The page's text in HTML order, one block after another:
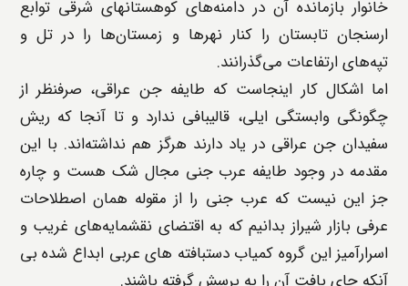
خانوار بازمانده آن در دامنه‌های کوهستانهای شرقی توابع
ارسنجان تابستان را کنار نهرها و زمستان‌ها را در تل و
تپه‌های ارتفاعات می‌گذرانند.
اما اشکال کار اینجاست که طایفه جن عراقی، صرفنظر از
چگونگی وابستگی ایلی، قالیبافی ندارد و تا آنجا که ریش
سفیدان جن عراقی در یاد دارند هرگز هم نداشته‌اند. با این
مقدمه در وجود طایفه عرب جنی مجال شک هست و چاره
جز این نیست که عرب جنی را از مقوله همان اصطلاحات
عرفی بازار شیراز بدانیم که به اقتضای نقشمایه‌های غریب و
اسرارآمیز این گروه کمیاب دستبافته های عربی ابداع شده بی